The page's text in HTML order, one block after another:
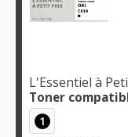
L'Essentiel à
Toner
1